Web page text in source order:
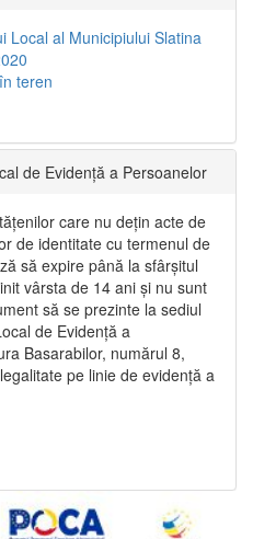
Local al Municipiului Slatina
teren
de Evidență a Persoanelor
care nu dețin acte de
de identitate cu termenul de
să expire până la sfârșitul
vârsta de 14 ani și nu sunt
să se prezinte la sediul
de Evidență a
Basarabilor, numărul 8,
pe linie de evidență a